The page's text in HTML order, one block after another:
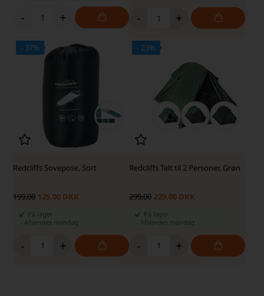
- + - +
- 37%
Redcliffs Sovepose, Sort
199,00 125,00 DKK
På lager
Afsendes mandag
- +
- 23%
Redcliffs Telt til 2 Personer, Grøn
299,00 229,00 DKK
På lager
Afsendes mandag
- +